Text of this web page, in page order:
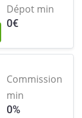
Dépot min
0€
Commission
min
0%